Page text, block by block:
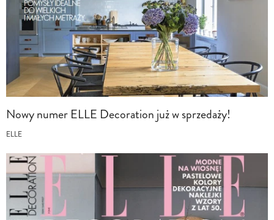
Nowy numer ELLE Decoration już w sprzedaży!
ELLE